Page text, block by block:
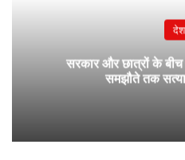
देश
सरकार और छात्रों के बीच
समझौते तक